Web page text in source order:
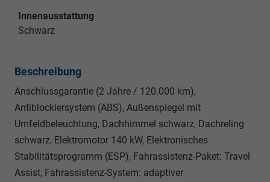
Innenausstattung
Schwarz
Beschreibung
Anschlussgarantie (2 Jahre / 120.000 km),
Antiblockiersystem (ABS), Außenspiegel mit
Umfeldbeleuchtung, Dachhimmel schwarz, Dachreling
schwarz, Elektromotor 140 kW, Elektronisches
Stabilitätsprogramm (ESP), Fahrassistenz-Paket: Travel
Assist, Fahrassistenz-System: adaptiver